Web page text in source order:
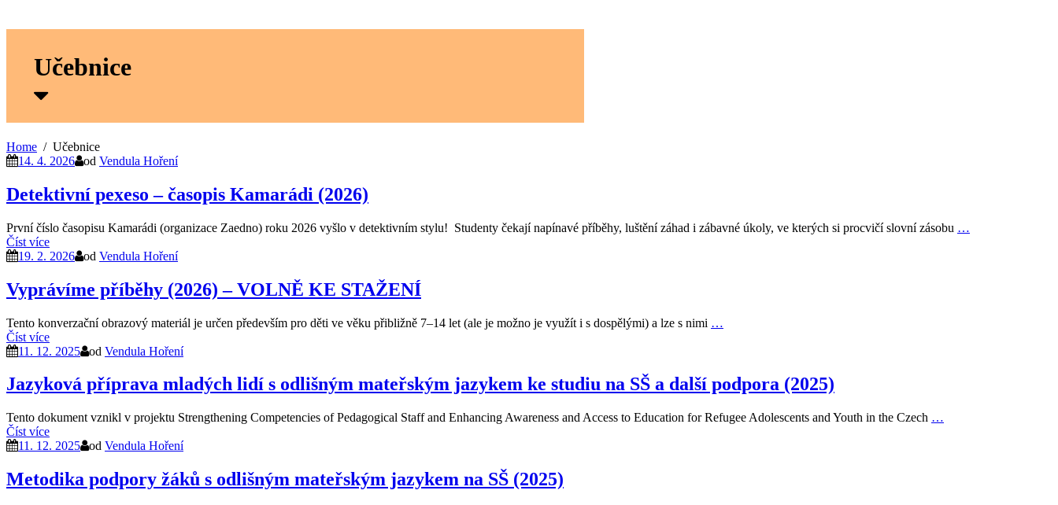
Učebnice
Home
Učebnice
14. 4. 2026
od Vendula Hoření
Detektivní pexeso – časopis Kamarádi (2026)
První číslo časopisu Kamarádi (organizace Zaedno) roku 2026 vyšlo v detektivním stylu! Studenty čekají napínavé příběhy, luštění záhad i zábavné úkoly, ve kterých si procvičí slovní zásobu …
Číst více
19. 2. 2026
od Vendula Hoření
Vyprávíme příběhy (2026) – VOLNĚ KE STAŽENÍ
Tento konverzační obrazový materiál je určen především pro děti ve věku přibližně 7–14 let (ale je možno je využít i s dospělými) a lze s nimi …
Číst více
11. 12. 2025
od Vendula Hoření
Jazyková příprava mladých lidí s odlišným mateřským jazykem ke studiu na SŠ a další podpora (2025)
Tento dokument vznikl v projektu Strengthening Competencies of Pedagogical Staff and Enhancing Awareness and Access to Education for Refugee Adolescents and Youth in the Czech …
Číst více
11. 12. 2025
od Vendula Hoření
Metodika podpory žáků s odlišným mateřským jazykem na SŠ (2025)